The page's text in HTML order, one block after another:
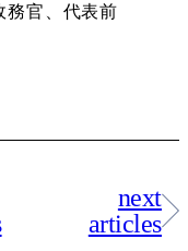
務官、代表前
next
articles